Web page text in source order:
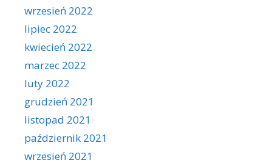
wrzesień 2022
lipiec 2022
kwiecień 2022
marzec 2022
luty 2022
grudzień 2021
listopad 2021
październik 2021
wrzesień 2021